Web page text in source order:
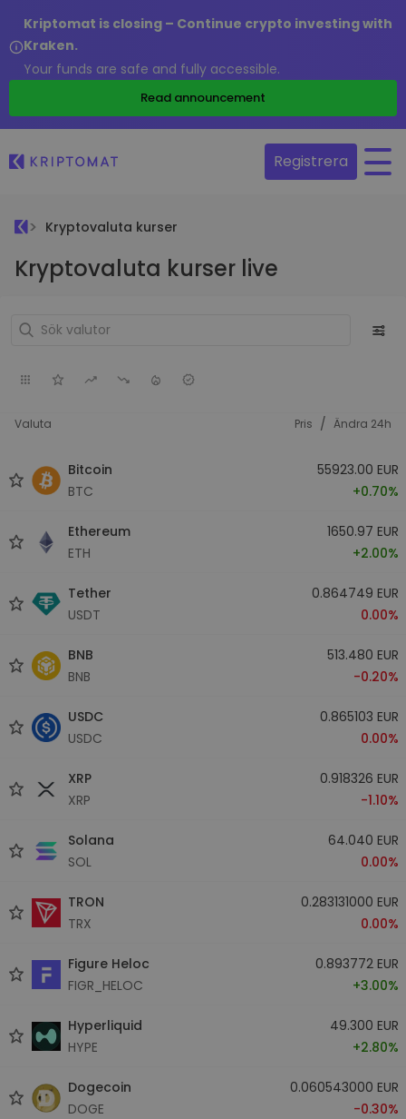
Kriptomat is closing – Continue crypto investing with
Kraken.
Your funds are safe and fully accessible.
Read announcement
Registrera
Kryptovaluta kurser
Kryptovaluta kurser live
Valuta Pris / Ändra 24h
Bitcoin
BTC
55923.00 EUR
+0.70%
Ethereum
ETH
1650.97 EUR
+2.00%
Tether
USDT
0.864749 EUR
0.00%
BNB
BNB
513.480 EUR
-0.20%
USDC
USDC
0.865103 EUR
0.00%
XRP
XRP
0.918326 EUR
-1.10%
Solana
SOL
64.040 EUR
0.00%
TRON
TRX
0.283131000 EUR
0.00%
Figure Heloc
FIGR_HELOC
0.893772 EUR
+3.00%
Hyperliquid
HYPE
49.300 EUR
+2.80%
Dogecoin
DOGE
0.060543000 EUR
-0.30%